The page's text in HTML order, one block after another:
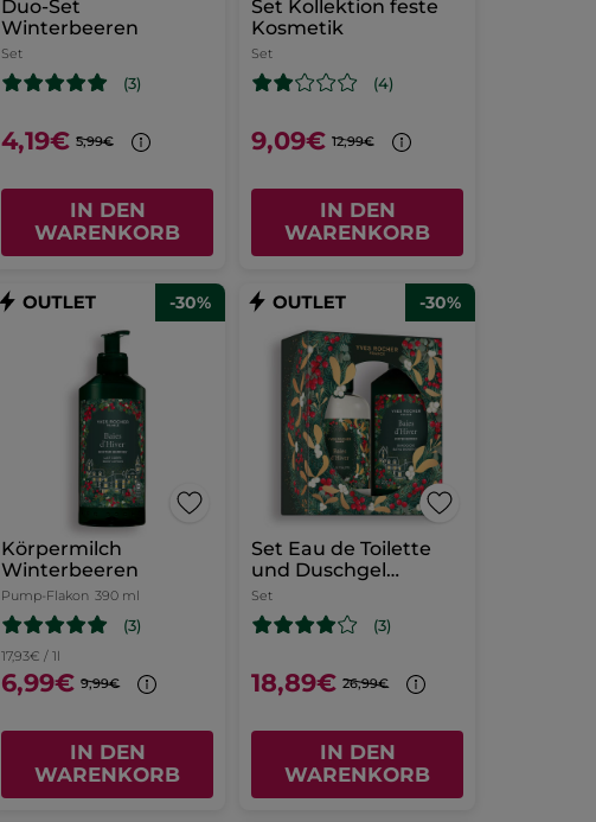
Duo-Set
Winterbeeren
Set
(3)
4,19€ 5,99€
IN DEN
WARENKORB
Set Kollektion feste
Kosmetik
Set
(4)
9,09€ 12,99€
IN DEN
WARENKORB
-30%
Körpermilch
Winterbeeren
Pump-Flakon 390 ml
(3)
17,93€ / 1l
6,99€ 9,99€
IN DEN
WARENKORB
-30%
Set Eau de Toilette
und Duschgel
Winterbeeren
Set
(3)
18,89€ 26,99€
IN DEN
WARENKORB